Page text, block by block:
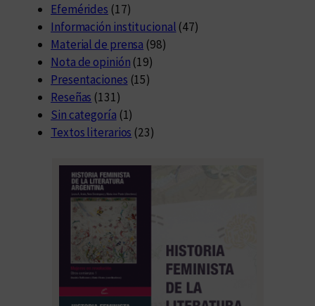
Efemérides (17)
Información institucional (47)
Material de prensa (98)
Nota de opinión (19)
Presentaciones (15)
Reseñas (131)
Sin categoría (1)
Textos literarios (23)